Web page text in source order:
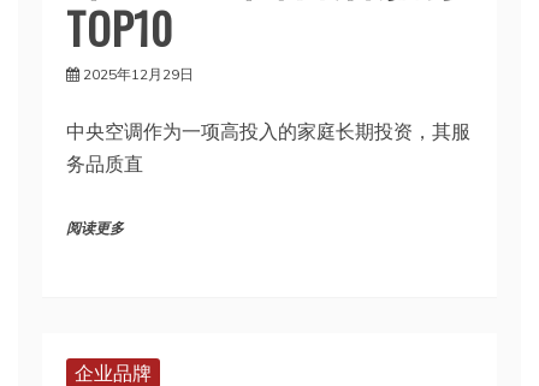
TOP10
2025年12月29日
中央空调作为一项高投入的家庭长期投资，其服
务品质直
阅读更多
企业品牌